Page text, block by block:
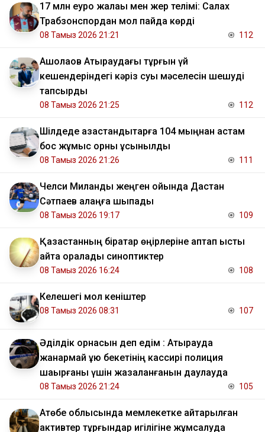
17 млн еуро жалақы мен жер телімі: Салах
Трабзонспордан мол пайда көрді
08 Тамыз 2026 21:21 112
​Ақшолақов Атыраудағы тұрғын үй
кешендеріндегі кәріз суы мәселесін шешуді
тапсырды
08 Тамыз 2026 21:25 112
​Шілдеде қазақстандықтарға 104 мыңнан астам
бос жұмыс орны ұсынылды
08 Тамыз 2026 21:26 111
Челси Миланды жеңген ойында Дастан
Сәтпаев алаңға шықпады
08 Тамыз 2026 19:17 109
Қазақстанның бірқатар өңірлеріне аптап ыстық
қайта оралады синоптиктер
08 Тамыз 2026 16:24 108
Келешегі мол кеніштер
08 Тамыз 2026 08:31 107
Әділдік орнасын деп едім : Атырауда
жанармай құю бекетінің кассирі полиция
шақырғаны үшін жазаланғанын даулауда
08 Тамыз 2026 21:24 105
​Ақтөбе облысында мемлекетке қайтарылған
активтер тұрғындар игілігіне жұмсалуда